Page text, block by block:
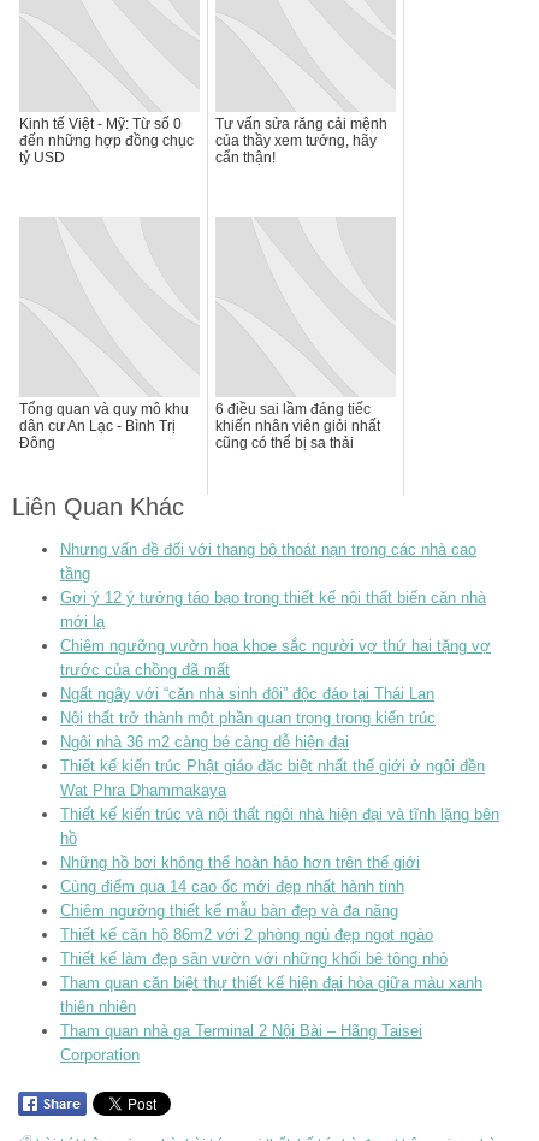
Kinh tế Việt - Mỹ: Từ số 0
đến những hợp đồng chục
tỷ USD
Tư vấn sửa răng cải mệnh
của thầy xem tướng, hãy
cẩn thận!
Tổng quan và quy mô khu
dân cư An Lạc - Bình Trị
Đông
6 điều sai lầm đáng tiếc
khiến nhân viên giỏi nhất
cũng có thể bị sa thải
Liên Quan Khác
Nhưng vấn đề đối với thang bộ thoát nạn trong các nhà cao
tầng
Gợi ý 12 ý tưởng táo bạo trong thiết kế nội thất biến căn nhà
mới lạ
Chiêm ngưỡng vườn hoa khoe sắc người vợ thứ hai tặng vợ
trước của chồng đã mất
Ngất ngây với “căn nhà sinh đôi” độc đáo tại Thái Lan
Nội thất trở thành một phần quan trọng trong kiến trúc
Ngôi nhà 36 m2 càng bé càng dễ hiện đại
Thiết kế kiến trúc Phật giáo đặc biệt nhất thế giới ở ngôi đền
Wat Phra Dhammakaya
Thiết kế kiến trúc và nội thất ngôi nhà hiện đại và tĩnh lặng bên
hồ
Những hồ bơi không thể hoàn hảo hơn trên thế giới
Cùng điểm qua 14 cao ốc mới đẹp nhất hành tinh
Chiêm ngưỡng thiết kế mẫu bàn đẹp và đa năng
Thiết kế căn hộ 86m2 với 2 phòng ngủ đẹp ngọt ngào
Thiết kế làm đẹp sân vườn với những khối bê tông nhỏ
Tham quan căn biệt thự thiết kế hiện đại hòa giữa màu xanh
thiên nhiên
Tham quan nhà ga Terminal 2 Nội Bài – Hãng Taisei
Corporation